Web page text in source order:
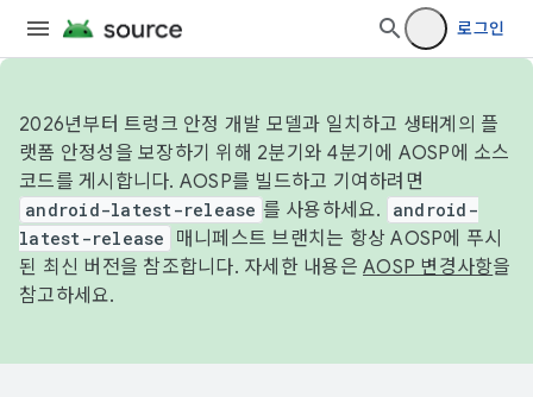
로그인
2026년부터 트렁크 안정 개발 모델과 일치하고 생태계의 플
랫폼 안정성을 보장하기 위해 2분기와 4분기에 AOSP에 소스
코드를 게시합니다. AOSP를 빌드하고 기여하려면
android-latest-release 를 사용하세요.
android-
latest-release
매니페스트 브랜치는 항상 AOSP에 푸시
된 최신 버전을 참조합니다. 자세한 내용은 AOSP 변경사항을
참고하세요.